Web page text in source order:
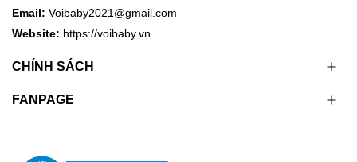
Email: Voibaby2021@gmail.com
Website: https://voibaby.vn
CHÍNH SÁCH
FANPAGE